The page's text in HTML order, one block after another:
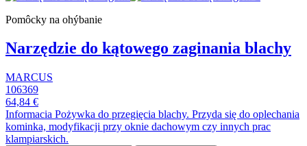
Pomôcky na ohýbanie
Narzędzie do kątowego zaginania blachy
MARCUS
106369
64,84 €
Informacia Pożywka do przegięcia blachy. Przyda się do oplechania
kominka, modyfikacji przy oknie dachowym czy innych prac
klampiarskich.